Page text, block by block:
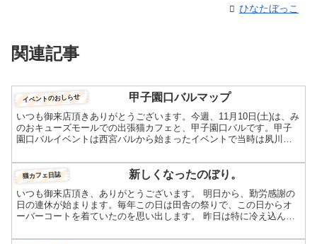
ひなたぼっこ
関連記事
イベントのおしらせ 甲子園口バルマップ
いつも御来店頂きありがとうございます。今週、11月10日(土)は、み
のおキューズモールでの出張猫カフェと、甲子園口バルです。甲子
園口バルイベントは西宮バルから始まったイベントで当時は夙川バ
猫カフェ日誌 新しくなったのぼり。
いつも御来店頂き、ありがとうございます。 明日から、勤労感謝の
日の連休が始まります。毎年この日は田舎の祭りで、この日からオ
ーバーコートを着ていたのを思い出します。 昨日は特に冷え込んだ